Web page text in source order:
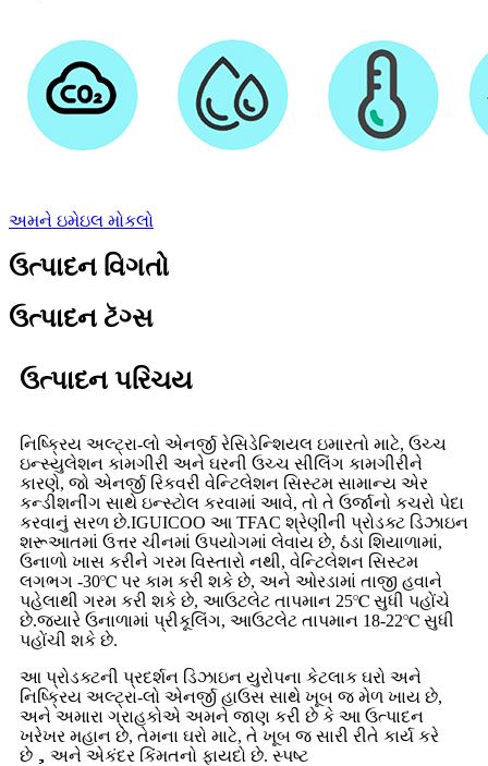
અમને ઇમેઇલ મોકલો
ઉત્પાદન વિગતો
ઉત્પાદન ટૅગ્સ
ઉત્પાદન પરિચય
નિષ્ક્રિય અલ્ટ્રા-લો એનર્જી રેસિડેન્શિયલ ઇમારતો માટે, ઉચ્ચ
ઇન્સ્યુલેશન કામગીરી અને ઘરની ઉચ્ચ સીલિંગ કામગીરીને
કારણે, જો એનર્જી રિકવરી વેન્ટિલેશન સિસ્ટમ સામાન્ય એર
કન્ડીશનીંગ સાથે ઇન્સ્ટોલ કરવામાં આવે, તો તે ઉર્જાનો કચરો પેદા
કરવાનું સરળ છે.IGUICOO આ TFAC શ્રેણીની પ્રોડક્ટ ડિઝાઇન
શરૂઆતમાં ઉત્તર ચીનમાં ઉપયોગમાં લેવાય છે, ઠંડા શિયાળામાં,
ઉનાળો ખાસ કરીને ગરમ વિસ્તારો નથી, વેન્ટિલેશન સિસ્ટમ
લગભગ -30℃ પર કામ કરી શકે છે, અને ઓરડામાં તાજી હવાને
પહેલાથી ગરમ કરી શકે છે, આઉટલેટ તાપમાન 25℃ સુધી પહોંચે
છે.જ્યારે ઉનાળામાં પ્રીકૂલિંગ, આઉટલેટ તાપમાન 18-22℃ સુધી
પહોંચી શકે છે.
આ પ્રોડક્ટની પ્રદર્શન ડિઝાઇન યુરોપના કેટલાક ઘરો અને
નિષ્ક્રિય અલ્ટ્રા-લો એનર્જી હાઉસ સાથે ખૂબ જ મેળ ખાય છે,
અને અમારા ગ્રાહકોએ અમને જાણ કરી છે કે આ ઉત્પાદન
ખરેખર મહાન છે, તેમના ઘરો માટે, તે ખૂબ જ સારી રીતે કાર્ય કરે
છે，અને એકંદર કિંમતનો ફાયદો છે. સ્પષ્ટ